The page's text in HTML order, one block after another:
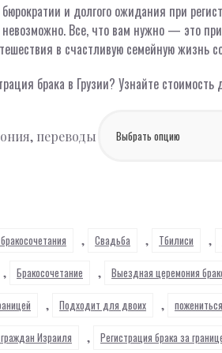
и долгого ожидания при
Все, что вам нужно — это
в счастливую семейную жизнь
брака в Грузии? Узнайте
переводы
, Свадьба , Тбилиси ,
, Бракосочетание , Выездная церемония
, Подходит для двоих ,
Израиля , Регистрация брака за